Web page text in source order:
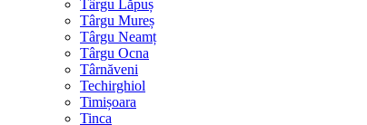
Târgu Lăpuș
Târgu Mureș
Târgu Neamț
Târgu Ocna
Târnăveni
Techirghiol
Timișoara
Tinca